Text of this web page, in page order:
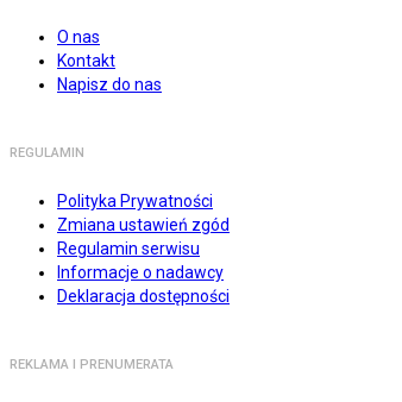
O nas
Kontakt
Napisz do nas
REGULAMIN
Polityka Prywatności
Zmiana ustawień zgód
Regulamin serwisu
Informacje o nadawcy
Deklaracja dostępności
REKLAMA I PRENUMERATA